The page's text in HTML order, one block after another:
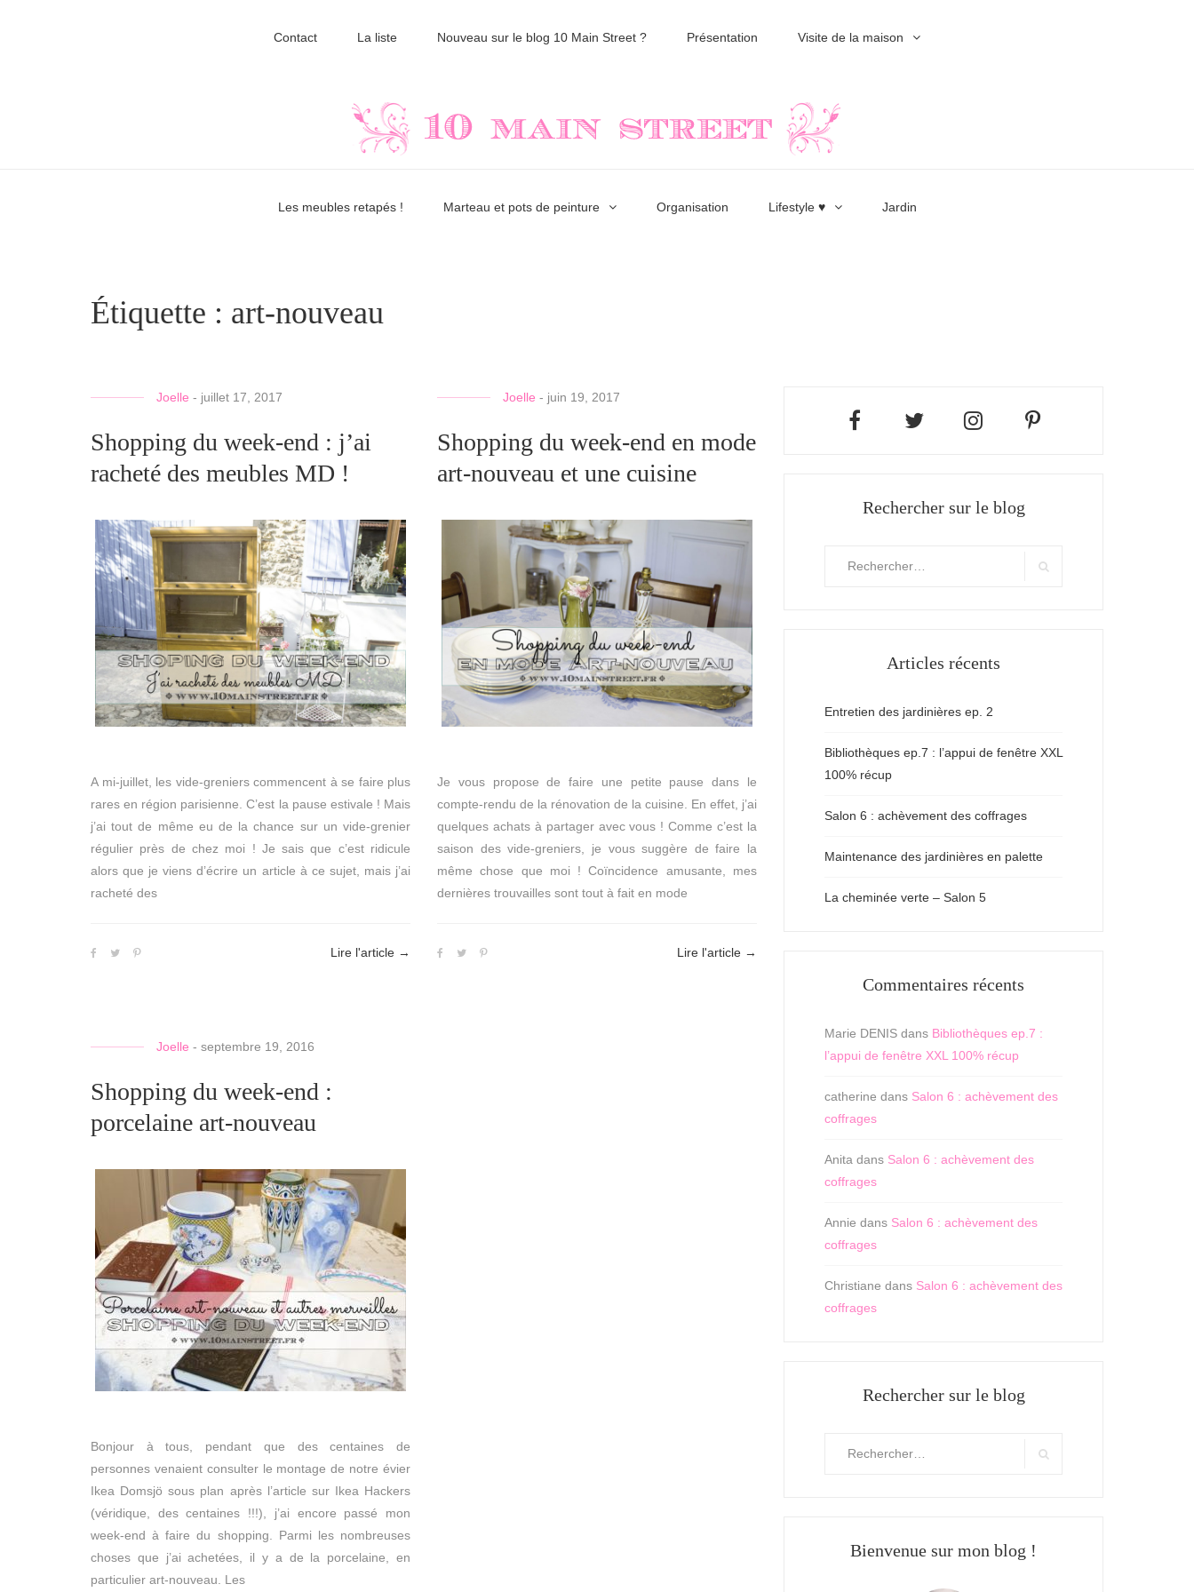
Contact La liste Nouveau sur le blog 10 Main Street ? Présentation Visite de la maison
Les meubles retapés ! Marteau et pots de peinture Organisation Lifestyle ♥ Jardin
Étiquette : art-nouveau
Joelle - juillet 17, 2017
Shopping du week-end : j’ai
racheté des meubles MD !
A mi-juillet, les vide-greniers commencent à se faire plus
rares en région parisienne. C’est la pause estivale ! Mais
j’ai tout de même eu de la chance sur un vide-grenier
régulier près de chez moi ! Je sais que c’est ridicule
alors que je viens d’écrire un article à ce sujet, mais j’ai
racheté des
Lire l'article →
Joelle - juin 19, 2017
Shopping du week-end en mode
art-nouveau et une cuisine
Je vous propose de faire une petite pause dans le
compte-rendu de la rénovation de la cuisine. En effet, j’ai
quelques achats à partager avec vous ! Comme c’est la
saison des vide-greniers, je vous suggère de faire la
même chose que moi ! Coïncidence amusante, mes
dernières trouvailles sont tout à fait en mode
Lire l'article →
Joelle - septembre 19, 2016
Shopping du week-end :
porcelaine art-nouveau
Bonjour à tous, pendant que des centaines de
personnes venaient consulter le montage de notre évier
Ikea Domsjö sous plan après l’article sur Ikea Hackers
(véridique, des centaines !!!), j’ai encore passé mon
week-end à faire du shopping. Parmi les nombreuses
choses que j’ai achetées, il y a de la porcelaine, en
particulier art-nouveau. Les
Rechercher sur le blog
Articles récents
Entretien des jardinières ep. 2
Bibliothèques ep.7 : l’appui de fenêtre XXL
100% récup
Salon 6 : achèvement des coffrages
Maintenance des jardinières en palette
La cheminée verte – Salon 5
Commentaires récents
Marie DENIS dans Bibliothèques ep.7 :
l’appui de fenêtre XXL 100% récup
catherine dans Salon 6 : achèvement des
coffrages
Anita dans Salon 6 : achèvement des
coffrages
Annie dans Salon 6 : achèvement des
coffrages
Christiane dans Salon 6 : achèvement des
coffrages
Rechercher sur le blog
Bienvenue sur mon blog !